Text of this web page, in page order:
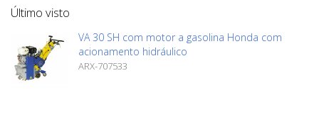
para demarcar camadas finas como as
tintas 1-K Adequado para Von Arx VA 30,
VA 30 SH
Último visto
VA 30 SH com motor a gasolina Honda com
acionamento hidráulico
ARX-707533